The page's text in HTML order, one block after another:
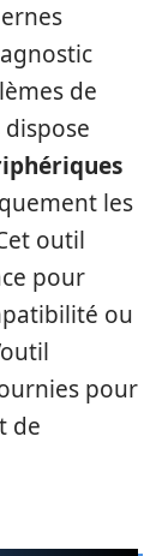
de
les
outil
pour
ou
pour
de